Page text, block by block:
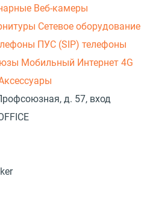
Веб-камеры
Сетевое оборудование
ПУС (SIP) телефоны
Мобильный Интернет 4G
д. 57, вход